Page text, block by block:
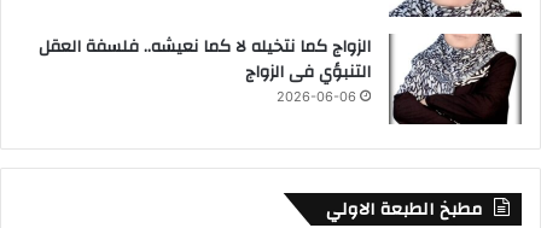
الزواج كما نتخيله لا كما نعيشه.. فلسفة العقل
التنبؤي فى الزواج
2026-06-06
مطبخ الطبعة الاولي